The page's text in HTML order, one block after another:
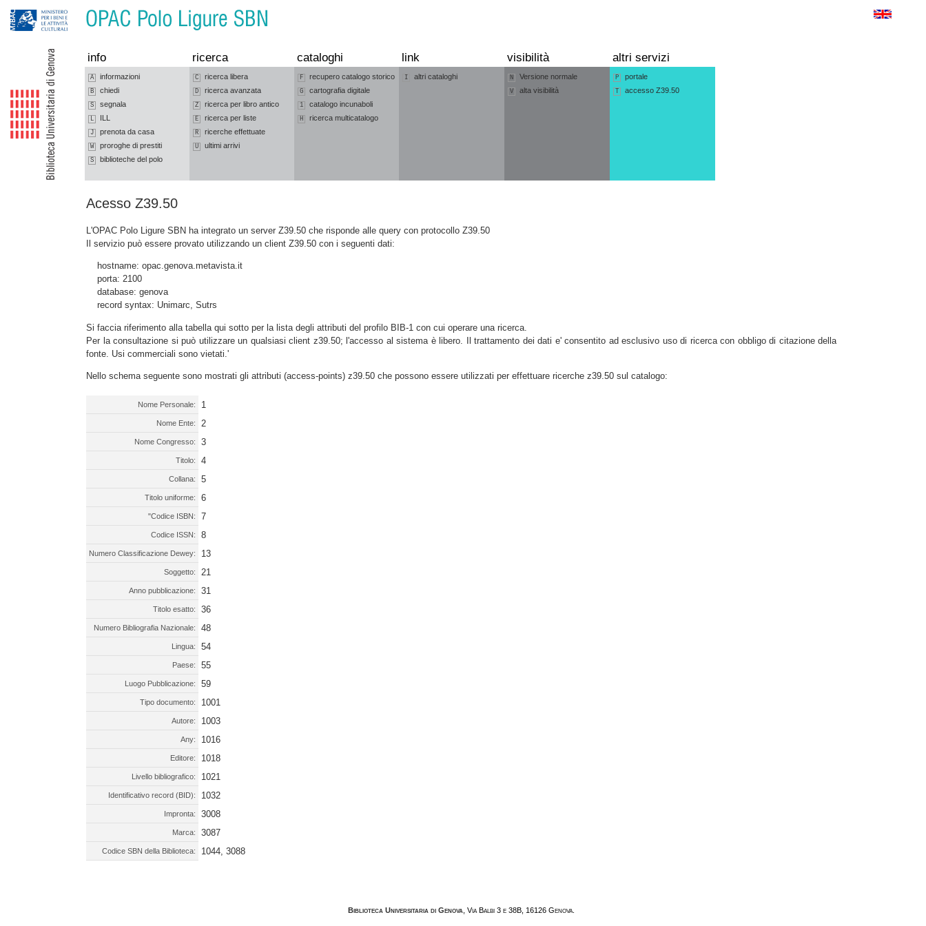
info ricerca cataloghi link visibilità altri servizi
A informazioni
B chiedi
S segnala
L ILL
J prenota da casa
W proroghe di prestiti
S biblioteche del polo
C ricerca libera
D ricerca avanzata
Z ricerca per libro antico
E ricerca per liste
R ricerche effettuate
U ultimi arrivi
F recupero catalogo storico
G cartografia digitale
1 catalogo incunaboli
H ricerca multicatalogo
I altri cataloghi N Versione normale
V alta visibilità
P portale
T accesso Z39.50
Acesso Z39.50
L'OPAC Polo Ligure SBN ha integrato un server Z39.50 che risponde alle query con protocollo Z39.50
Il servizio può essere provato utilizzando un client Z39.50 con i seguenti dati:
hostname: opac.genova.metavista.it
porta: 2100
database: genova
record syntax: Unimarc, Sutrs
Si faccia riferimento alla tabella qui sotto per la lista degli attributi del profilo BIB-1 con cui operare una ricerca.
Per la consultazione si può utilizzare un qualsiasi client z39.50; l'accesso al sistema è libero. Il trattamento dei dati e' consentito ad esclusivo uso di ricerca con obbligo di citazione della
fonte. Usi commerciali sono vietati.'
Nello schema seguente sono mostrati gli attributi (access-points) z39.50 che possono essere utilizzati per effettuare ricerche z39.50 sul catalogo:
Nome Personale: 1
Nome Ente: 2
Nome Congresso: 3
Titolo: 4
Collana: 5
Titolo uniforme: 6
"Codice ISBN: 7
Codice ISSN: 8
Numero Classificazione Dewey: 13
Soggetto: 21
Anno pubblicazione: 31
Titolo esatto: 36
Numero Bibliografia Nazionale: 48
Lingua: 54
Paese: 55
Luogo Pubblicazione: 59
Tipo documento: 1001
Autore: 1003
Any: 1016
Editore: 1018
Livello bibliografico: 1021
Identificativo record (BID): 1032
Impronta: 3008
Marca: 3087
Codice SBN della Biblioteca: 1044, 3088
Biblioteca Universitaria di Genova , Via Balbi 3 e 38B, 16126 Genova.